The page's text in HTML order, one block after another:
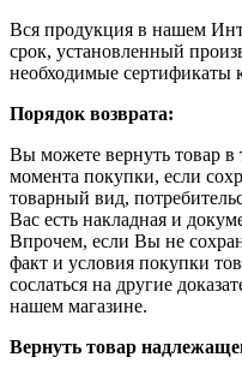
Вся продукция в нашем
срок, установленный
необходимые сертификаты
Порядок возврата:
Вы можете вернуть товар в
момента покупки, если
товарный вид,
Вас есть накладная и
Впрочем, если Вы не
факт и условия покупки
сослаться на другие
нашем магазине.
Вернуть товар